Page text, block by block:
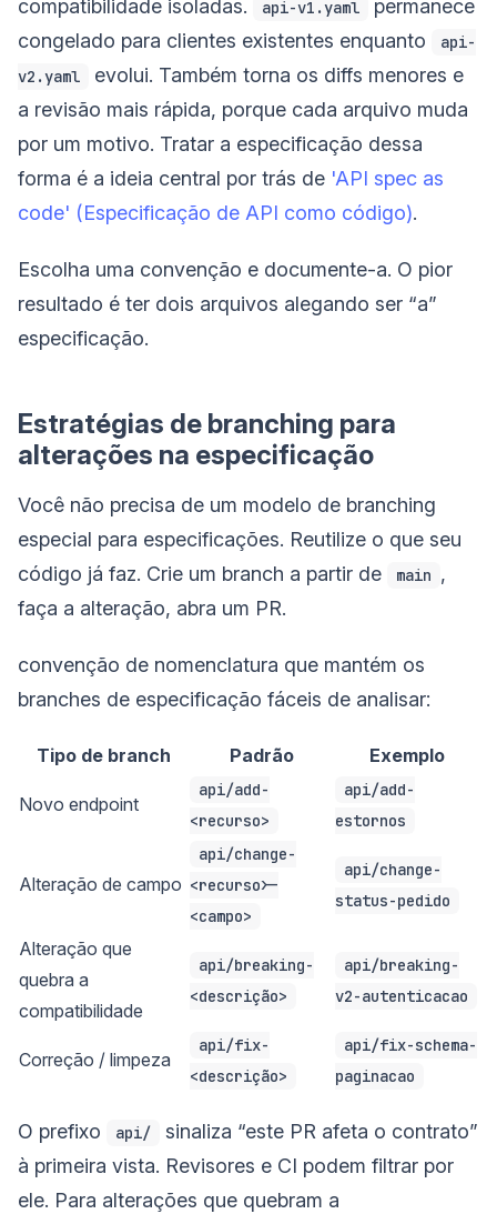
compatibilidade isoladas. api-v1.yaml
permanece
congelado para clientes existentes enquanto
api-
v2.yaml
evolui. Também torna os diffs menores e
a revisão mais rápida, porque cada arquivo muda
por um motivo. Tratar a especificação dessa
forma é a ideia central por trás de 'API spec as
code' (Especificação de API como código).
Escolha uma convenção e documente-a. O pior
resultado é ter dois arquivos alegando ser “a”
especificação.
Estratégias de branching para
alterações na especificação
Você não precisa de um modelo de branching
especial para especificações. Reutilize o que seu
código já faz. Crie um branch a partir de
main ,
faça a alteração, abra um PR.
convenção de nomenclatura que mantém os
branches de especificação fáceis de analisar:
Tipo de branch Padrão Exemplo
Novo endpoint
api/add-
<recurso>
api/add-
estornos
Alteração de campo
api/change-
<recurso>-
<campo>
api/change-
status-pedido
Alteração que
quebra a
compatibilidade
api/breaking-
<descrição>
api/breaking-
v2-autenticacao
Correção / limpeza
api/fix-
<descrição>
api/fix-schema-
paginacao
O prefixo api/
sinaliza “este PR afeta o contrato”
à primeira vista. Revisores e CI podem filtrar por
ele. Para alterações que quebram a